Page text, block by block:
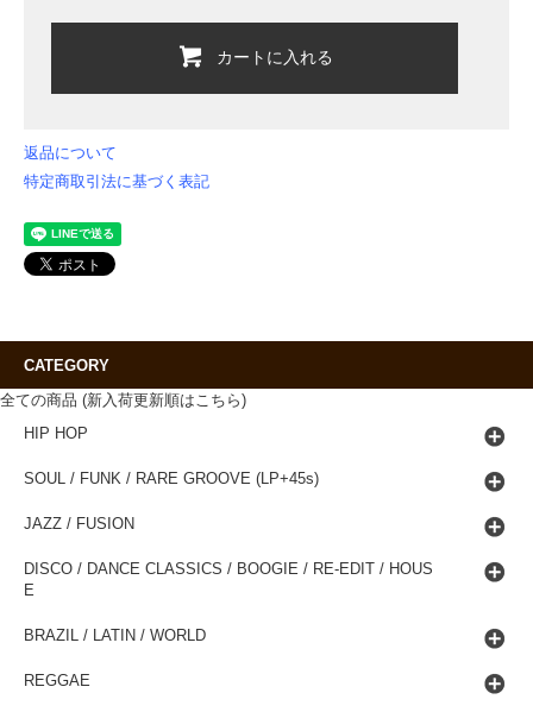
カートに入れる
返品について
特定商取引法に基づく表記
CATEGORY
全ての商品 (新入荷更新順はこちら)
HIP HOP
SOUL / FUNK / RARE GROOVE (LP+45s)
JAZZ / FUSION
DISCO / DANCE CLASSICS / BOOGIE / RE-EDIT / HOUS
E
BRAZIL / LATIN / WORLD
REGGAE